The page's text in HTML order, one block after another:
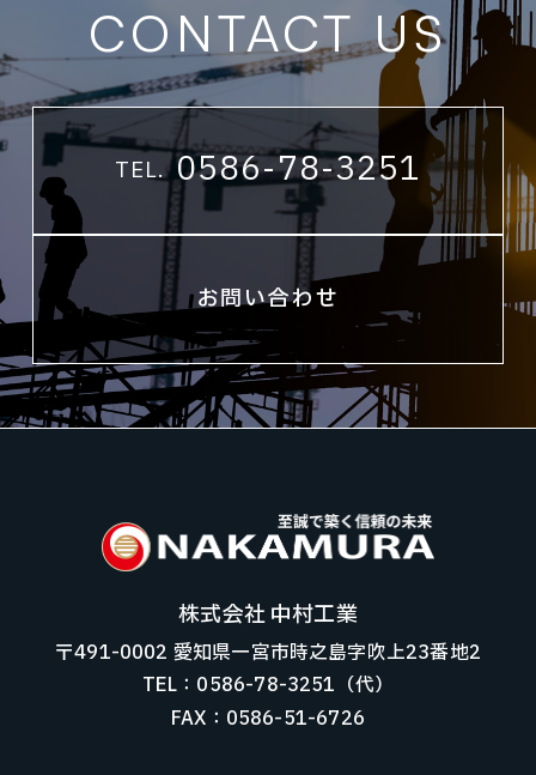
CONTACT US
TEL. 0586-78-3251
お問い合わせ
株式会社 中村工業
〒491-0002 愛知県一宮市時之島字吹上23番地2
TEL：0586-78-3251（代）
FAX：0586-51-6726